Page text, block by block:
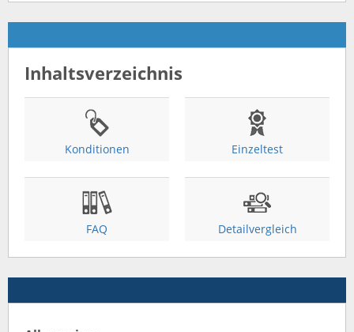
Inhaltsverzeichnis
Konditionen Einzeltest
FAQ Detailvergleich